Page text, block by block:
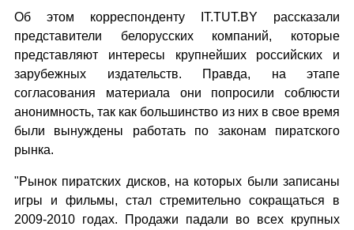
Об этом корреспонденту IT.TUT.BY рассказали
представители белорусских компаний, которые
представляют интересы крупнейших российских и
зарубежных издательств. Правда, на этапе
согласования материала они попросили соблюсти
анонимность, так как большинство из них в свое время
были вынуждены работать по законам пиратского
рынка.
"Рынок пиратских дисков, на которых были записаны
игры и фильмы, стал стремительно сокращаться в
2009-2010 годах. Продажи падали во всех крупных